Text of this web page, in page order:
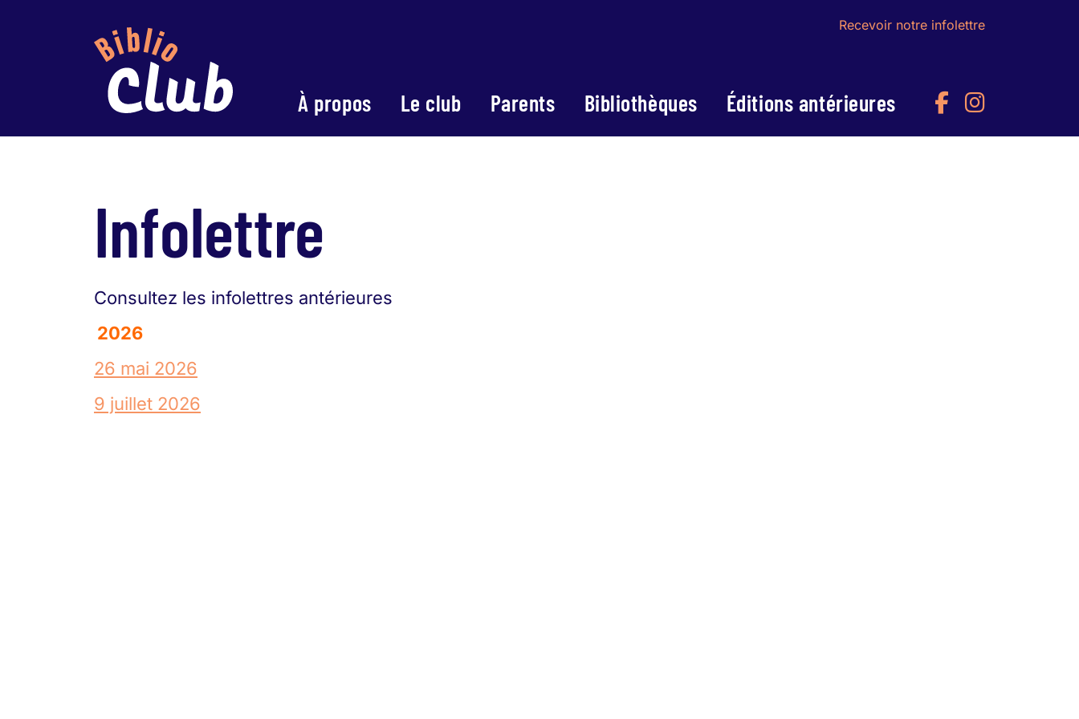
Recevoir notre infolettre
À propos Le club Parents Bibliothèques Éditions antérieures
Infolettre
Consultez les infolettres antérieures
2026
26 mai 2026
9 juillet 2026